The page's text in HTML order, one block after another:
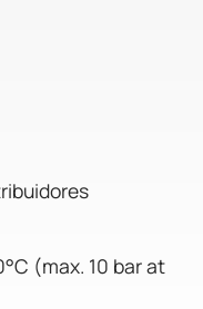
(max. 10 bar at